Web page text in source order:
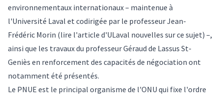
environnementaux internationaux– maintenue à
l'Université Laval et codirigée par le professeur Jean-
Frédéric Morin (lire l'article d'ULaval nouvelles sur ce sujet) –,
ainsi que les travaux du professeur Géraud de Lassus St-
Geniès en renforcement des capacités de négociation ont
notamment été présentés.
Le PNUE est le principal organisme de l'ONU qui fixe l'ordre